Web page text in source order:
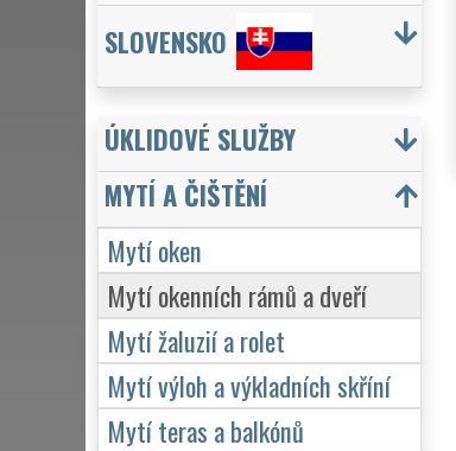
SLOVENSKO
ÚKLIDOVÉ SLUŽBY
MYTÍ A ČIŠTĚNÍ
Mytí oken
Mytí okenních rámů a dveří
Mytí žaluzií a rolet
Mytí výloh a výkladních skříní
Mytí teras a balkónů